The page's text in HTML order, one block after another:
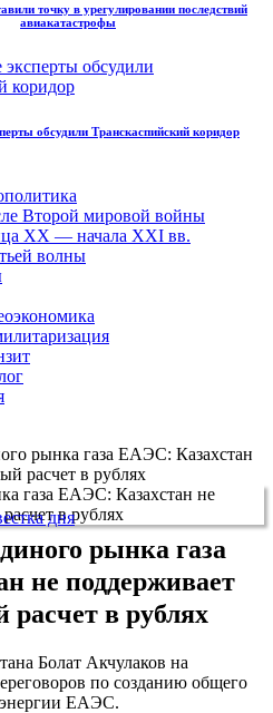
точку в урегулировании последствий
авиакатастрофы
обсудили Транскаспийский коридор
Второй мировой войны
XX — начала XXI вв.
волны
рынка газа ЕАЭС: Казахстан
расчет в рублях
дня
рынка газа
не поддерживает
расчет в рублях
Болат Акчулаков на
по созданию общего
ЕАЭС.